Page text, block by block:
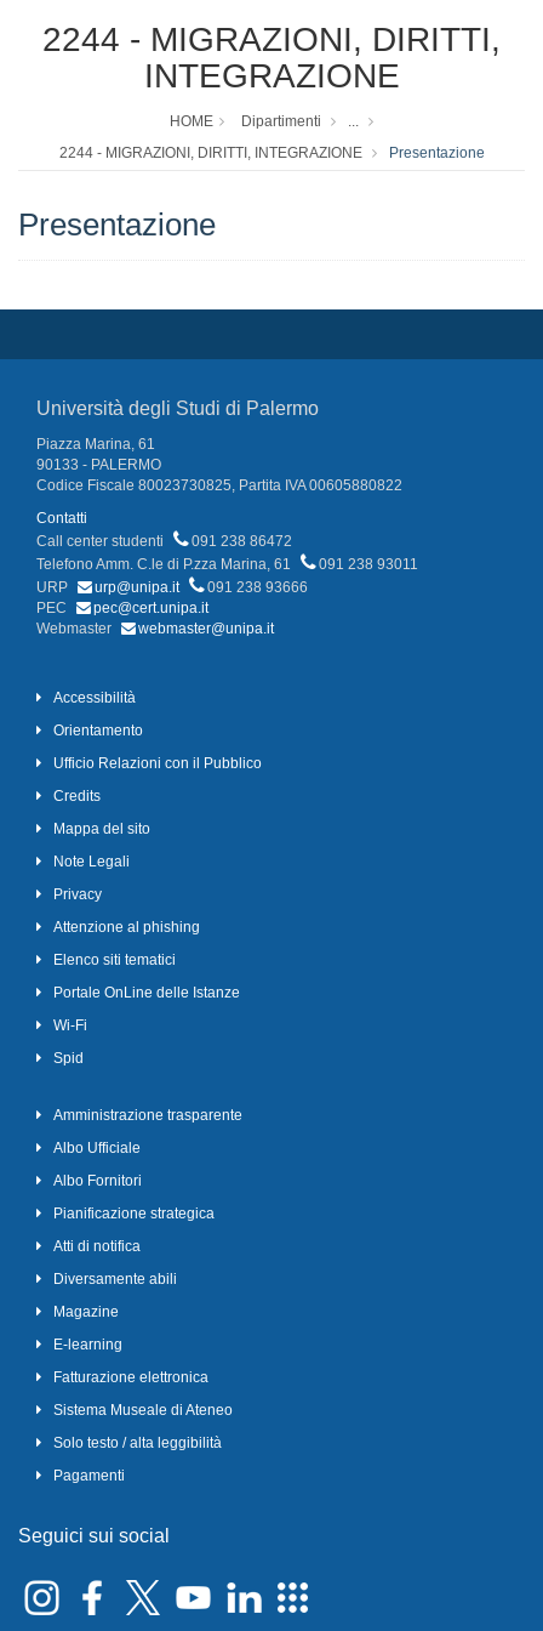
2244 - MIGRAZIONI, DIRITTI,
INTEGRAZIONE
HOME Dipartimenti
...
2244 - MIGRAZIONI, DIRITTI, INTEGRAZIONE
Presentazione
Presentazione
Università degli Studi di Palermo
Piazza Marina, 61
90133 - PALERMO
Codice Fiscale 80023730825, Partita IVA 00605880822
Contatti
Call center studenti
091 238 86472
Telefono Amm. C.le di P.zza Marina, 61
091 238 93011
URP
urp@unipa.it
091 238 93666
PEC
pec@cert.unipa.it
Webmaster
webmaster@unipa.it
Accessibilità
Orientamento
Ufficio Relazioni con il Pubblico
Credits
Mappa del sito
Note Legali
Privacy
Attenzione al phishing
Elenco siti tematici
Portale OnLine delle Istanze
Wi-Fi
Spid
Amministrazione trasparente
Albo Ufficiale
Albo Fornitori
Pianificazione strategica
Atti di notifica
Diversamente abili
Magazine
E-learning
Fatturazione elettronica
Sistema Museale di Ateneo
Solo testo / alta leggibilità
Pagamenti
Seguici sui social